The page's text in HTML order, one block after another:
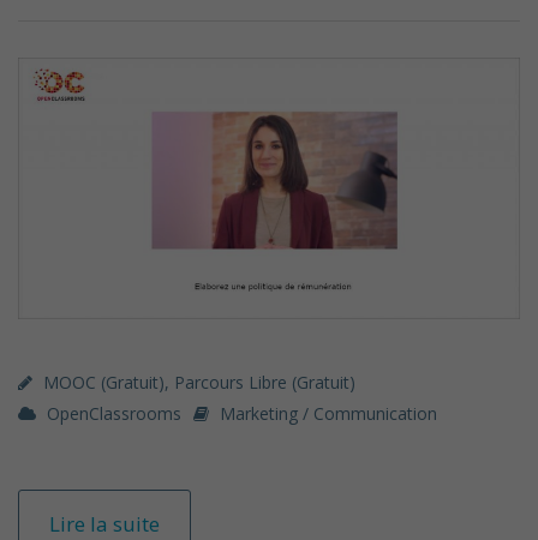
MOOC (gratuit), Parcours Libre (gratuit)
OpenClassrooms
Marketing / Communication
Lire la suite